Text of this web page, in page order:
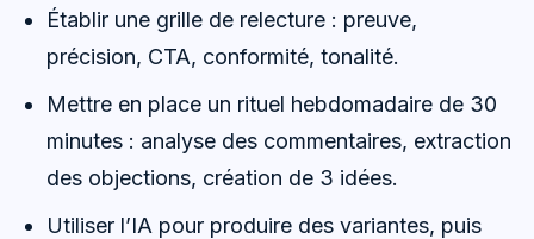
Établir une grille de relecture : preuve,
précision, CTA, conformité, tonalité.
Mettre en place un rituel hebdomadaire de 30
minutes : analyse des commentaires, extraction
des objections, création de 3 idées.
Utiliser l’IA pour produire des variantes, puis